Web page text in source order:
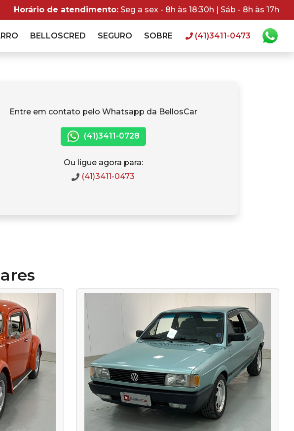
Horário de atendimento: Seg a sex - 8h às 18:30h | Sáb - 8h às 17h
BELLOSCRED SEGURO SOBRE (41)3411-0473
Entre em contato pelo Whatsapp da BellosCar
(41)3411-0728
Ou ligue agora para:
(41)3411-0473